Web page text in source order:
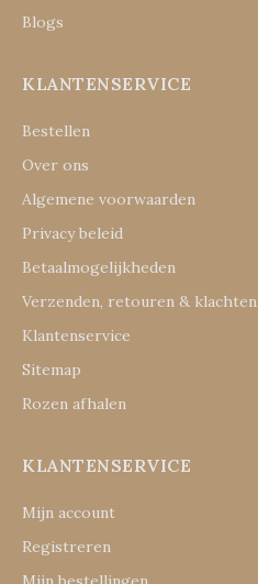
Blogs
KLANTENSERVICE
Bestellen
Over ons
Algemene voorwaarden
Privacy beleid
Betaalmogelijkheden
Verzenden, retouren & klachten
Klantenservice
Sitemap
Rozen afhalen
KLANTENSERVICE
Mijn account
Registreren